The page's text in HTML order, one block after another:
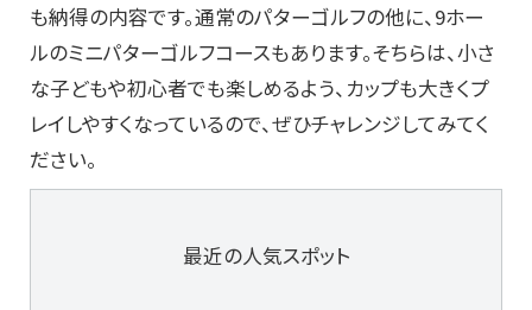
も納得の内容です。通常のパターゴルフの他に、9ホー
ルのミニパターゴルフコースもあります。そちらは、小さ
な子どもや初心者でも楽しめるよう、カップも大きくプ
レイしやすくなっているので、ぜひチャレンジしてみてく
ださい。
最近の人気スポット